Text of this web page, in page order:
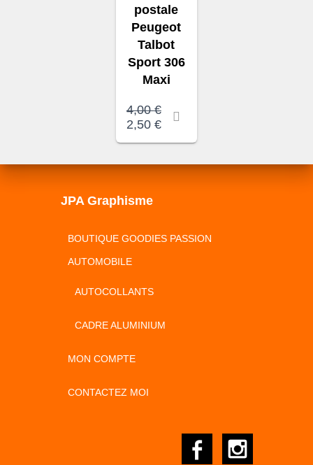
postale
Peugeot
Talbot
Sport 306
Maxi
4,00€Le
prix
4,00 €.
2,50 €Le
est :
JPA Graphisme
BOUTIQUE GOODIES PASSION
AUTOMOBILE
AUTOCOLLANTS
CADRE ALUMINIUM
MON COMPTE
CONTACTEZ MOI